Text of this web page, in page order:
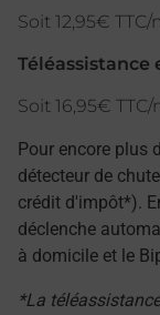
Soit 12,95€
Téléassistance
Soit 16,95€
Pour encore plus
détecteur de
crédit d'impôt*).
déclenche
à domicile et le
*La